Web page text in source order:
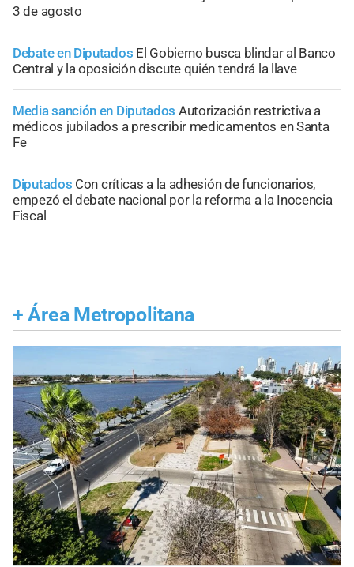
3 de agosto
Debate en Diputados El Gobierno busca blindar al Banco
Central y la oposición discute quién tendrá la llave
Media sanción en Diputados Autorización restrictiva a
médicos jubilados a prescribir medicamentos en Santa
Fe
Diputados Con críticas a la adhesión de funcionarios,
empezó el debate nacional por la reforma a la Inocencia
Fiscal
+ Área Metropolitana